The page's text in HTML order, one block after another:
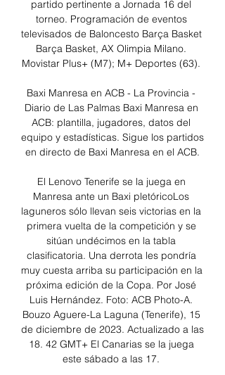
partido pertinente a Jornada 16 del
torneo. Programación de eventos
televisados de Baloncesto Barça Basket
Barça Basket, AX Olimpia Milano.
Movistar Plus+ (M7); M+ Deportes (63).
Baxi Manresa en ACB - La Provincia -
Diario de Las Palmas Baxi Manresa en
ACB: plantilla, jugadores, datos del
equipo y estadísticas. Sigue los partidos
en directo de Baxi Manresa en el ACB.
El Lenovo Tenerife se la juega en
Manresa ante un Baxi pletóricoLos
laguneros sólo llevan seis victorias en la
primera vuelta de la competición y se
sitúan undécimos en la tabla
clasificatoria. Una derrota les pondría
muy cuesta arriba su participación en la
próxima edición de la Copa. Por José
Luis Hernández. Foto: ACB Photo-A.
Bouzo Aguere-La Laguna (Tenerife), 15
de diciembre de 2023. Actualizado a las
18. 42 GMT+ El Canarias se la juega
este sábado a las 17.